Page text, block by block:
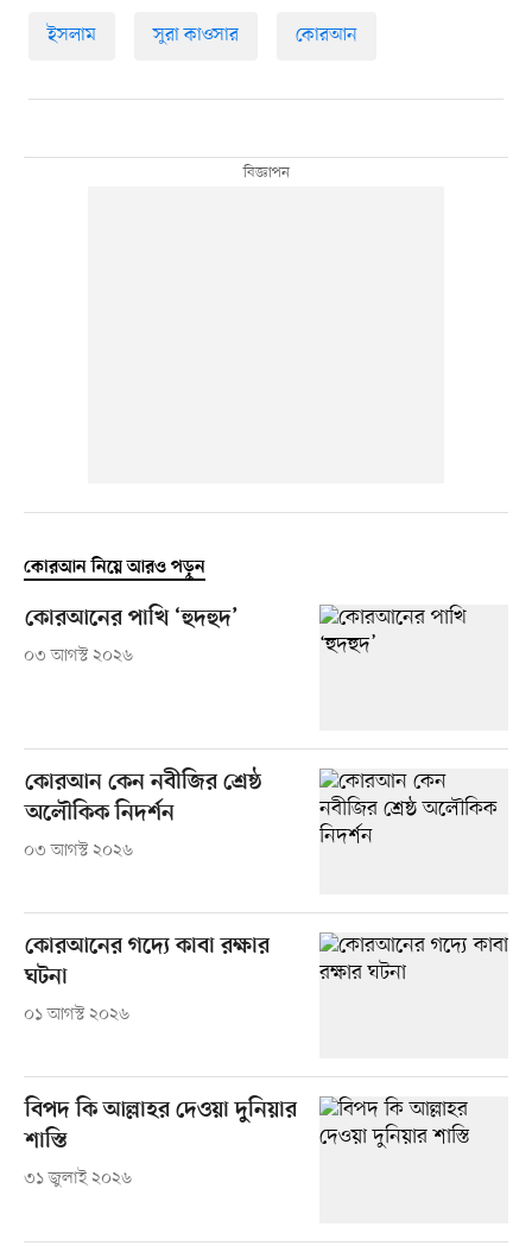
ইসলাম সুরা কাওসার কোরআন
কোরআন নিয়ে আরও পড়ুন
কোরআনের পাখি ‘হুদহুদ’
০৩ আগস্ট ২০২৬
কোরআন কেন নবীজির শ্রেষ্ঠ
অলৌকিক নিদর্শন
০৩ আগস্ট ২০২৬
কোরআনের গদ্যে কাবা রক্ষার
ঘটনা
০১ আগস্ট ২০২৬
বিপদ কি আল্লাহর দেওয়া দুনিয়ার
শাস্তি
৩১ জুলাই ২০২৬